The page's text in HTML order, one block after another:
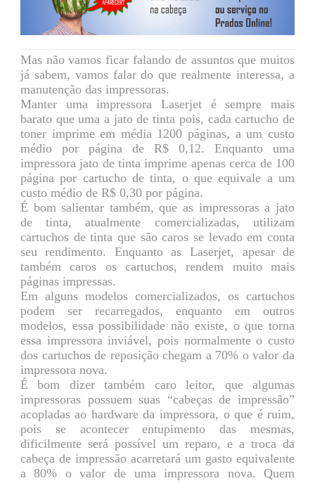
Mas não vamos ficar falando de assuntos que muitos
já sabem, vamos falar do que realmente interessa, a
manutenção das impressoras.
Manter uma impressora Laserjet é sempre mais
barato que uma a jato de tinta pois, cada cartucho de
toner imprime em média 1200 páginas, a um custo
médio por página de R$ 0,12. Enquanto uma
impressora jato de tinta imprime apenas cerca de 100
página por cartucho de tinta, o que equivale a um
custo médio de R$ 0,30 por página.
É bom salientar também, que as impressoras a jato
de tinta, atualmente comercializadas, utilizam
cartuchos de tinta que são caros se levado em conta
seu rendimento. Enquanto as Laserjet, apesar de
também caros os cartuchos, rendem muito mais
páginas impressas.
Em alguns modelos comercializados, os cartuchos
podem ser recarregados, enquanto em outros
modelos, essa possibilidade não existe, o que torna
essa impressora inviável, pois normalmente o custo
dos cartuchos de reposição chegam a 70% o valor da
impressora nova.
É bom dizer também caro leitor, que algumas
impressoras possuem suas “cabeças de impressão”
acopladas ao hardware da impressora, o que é ruim,
pois se acontecer entupimento das mesmas,
dificilmente será possível um reparo, e a troca da
cabeça de impressão acarretará um gasto equivalente
a 80% o valor de uma impressora nova. Quem